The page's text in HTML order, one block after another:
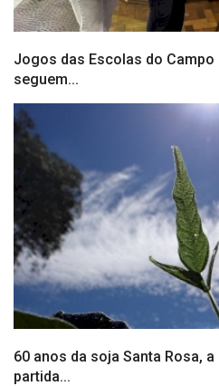
Jogos das Escolas do
seguem...
60 anos da soja Santa Rosa,
partida...